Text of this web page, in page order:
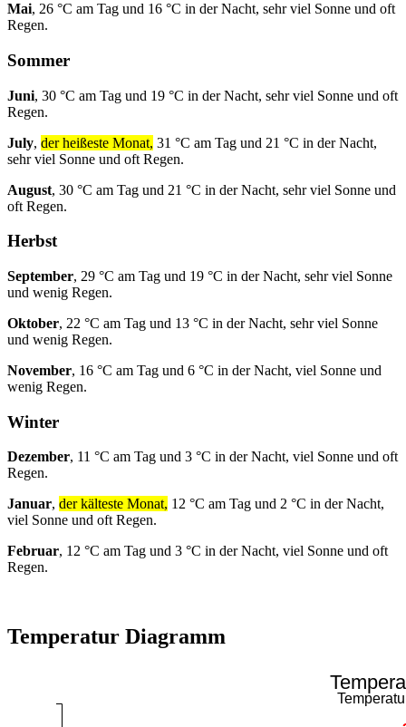
Mai, 26 °C am Tag und 16 °C in der Nacht, sehr viel Sonne und oft
Regen.
Sommer
Juni, 30 °C am Tag und 19 °C in der Nacht, sehr viel Sonne und oft
Regen.
July, der heißeste Monat, 31 °C am Tag und 21 °C in der Nacht,
sehr viel Sonne und oft Regen.
August, 30 °C am Tag und 21 °C in der Nacht, sehr viel Sonne und
oft Regen.
Herbst
September, 29 °C am Tag und 19 °C in der Nacht, sehr viel Sonne
und wenig Regen.
Oktober, 22 °C am Tag und 13 °C in der Nacht, sehr viel Sonne
und wenig Regen.
November, 16 °C am Tag und 6 °C in der Nacht, viel Sonne und
wenig Regen.
Winter
Dezember, 11 °C am Tag und 3 °C in der Nacht, viel Sonne und oft
Regen.
Januar, der kälteste Monat, 12 °C am Tag und 2 °C in der Nacht,
viel Sonne und oft Regen.
Februar, 12 °C am Tag und 3 °C in der Nacht, viel Sonne und oft
Regen.
Temperatur Diagramm